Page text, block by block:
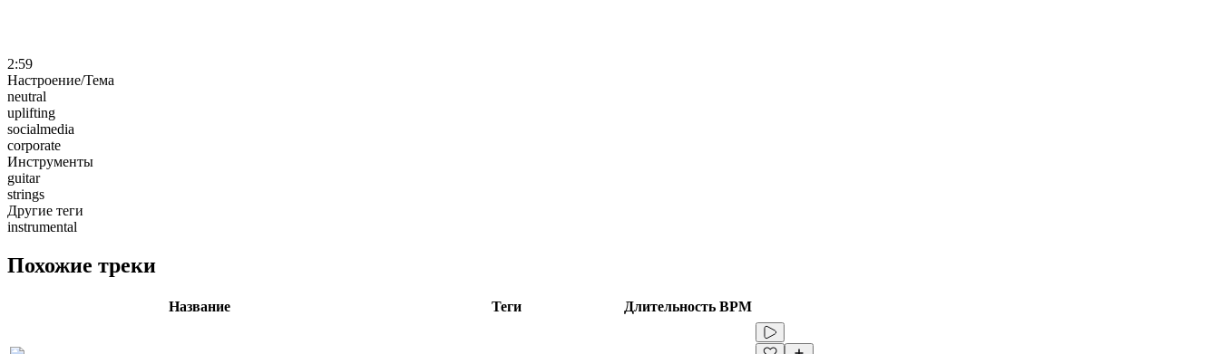
2:59
Настроение/Тема
neutral
uplifting
socialmedia
corporate
Инструменты
guitar
strings
Другие теги
instrumental
Похожие треки
Название Теги Длительность BPM